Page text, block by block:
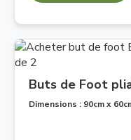
Buts de Foot
Dimensions : 90cm x